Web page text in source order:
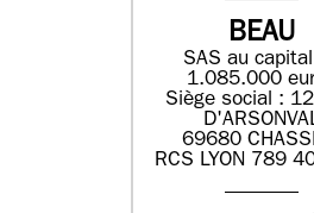
BEAU
SAS au
1.085.000
Siège social :
69680
RCS LYON 789